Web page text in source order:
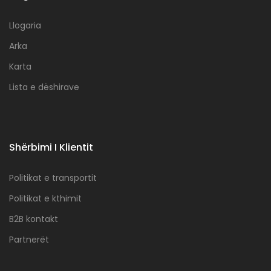
Llogaria
Arka
Karta
Lista e dëshirave
Shërbimi I Klientit
Politikat e transportit
Politikat e kthimit
B2B kontakt
Partnerët